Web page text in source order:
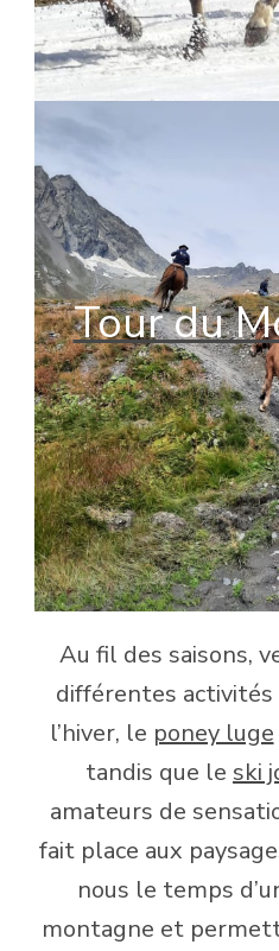
Tour du
Au fil des saisons,
différentes
l’hiver, le poney luge
tandis que le ski
amateurs de
fait place aux
nous le temps
montagne et